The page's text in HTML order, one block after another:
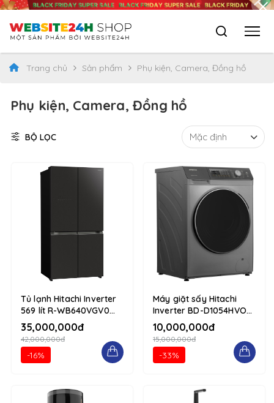
Trang chủ Sản phẩm Phụ kiện, Camera, Đồng hồ
Phụ kiện, Camera, Đồng hồ
BỘ LỌC
Tủ lạnh Hitachi Inverter
569 lít R-WB640VGV0
(GMG) 1234 d-flex flex-
column
35,000,000đ
42,000,000đ
-16%
Máy giặt sấy Hitachi
Inverter BD-D1054HVOS
10.5/7kg 1234 d-flex
flex-column
10,000,000đ
15,000,000đ
-33%